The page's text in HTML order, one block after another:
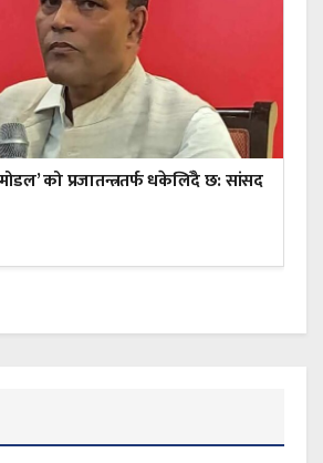
को प्रजातन्त्रतर्फ धकेलिँदै छ: सांसद